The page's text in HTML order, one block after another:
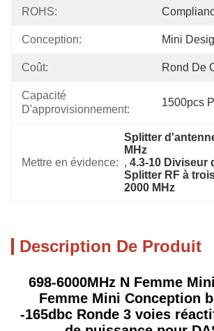
ROHS:
Conception: Mini
Coût: Rond De
Capacité
D'approvisionnement:
1500pcs
Mettre en évidence:
Splitter
MHz
, 4.3-10 Diviseur
Splitter RF à
2000 MHz
Description De Produit
698-6000MHz N Femme
Femme Mini Conception
-165dbc Ronde 3 voies